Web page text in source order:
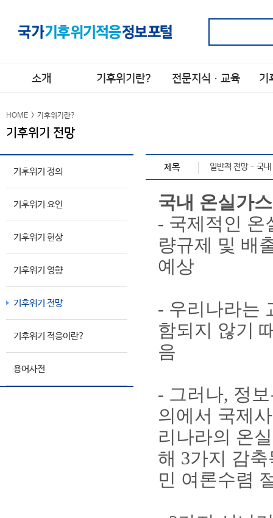
소개 기후위기란? 전문지식·교육 기
소개 >
기후위기 전망
적응이란?
국
적
적응
공공
HOME > 기후위기란?
기후위기 전망
기후위기 정의
기후위기 요인
기후위기 현상
기후위기 영향
기후위기 전망
기후위기 적응이란?
용어사전
제목 일반적 전망 - 국내
국내 온실가
- 국제적인 온
량규제 및 배
예상
- 우리나라는
함되지 않기
음
- 그러나, 정
의에서 국제
리나라의 온
해 3가지 감
민 여론수렴